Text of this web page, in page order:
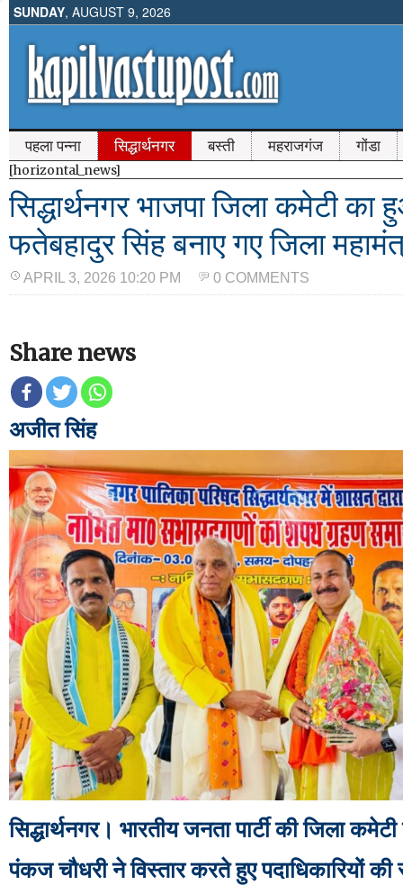
SUNDAY, AUGUST 9, 2026
पहला पन्ना सिद्धार्थनगर बस्ती महराजगंज गोंडा
[horizontal_news]
सिद्धार्थनगर भाजपा जिला कमेटी का
फतेबहादुर सिंह बनाए गए जिला
APRIL 3, 2026 10:20 PM 0 COMMENTS
Share news
अजीत सिंह
सिद्धार्थनगर। भारतीय जनता पार्टी की जिला
पंकज चौधरी ने विस्तार करते हुए पदाधिकारियों